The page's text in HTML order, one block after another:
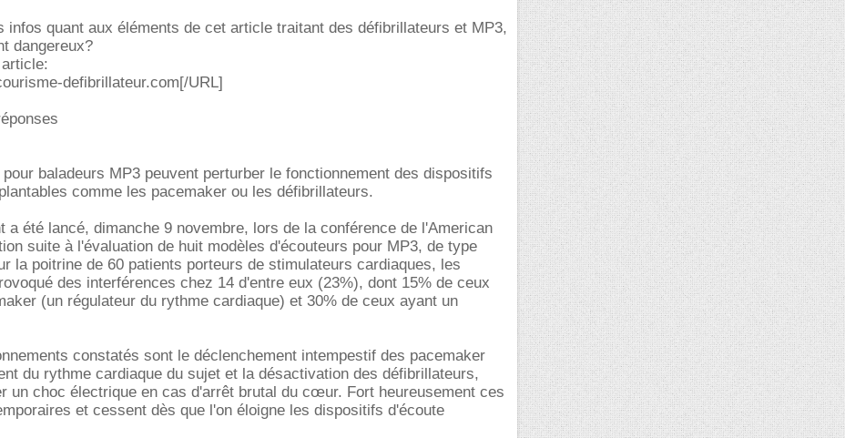
infos quant aux éléments de cet article traitant des défibrillateurs et MP3,
dangereux?
defibrillateur.com[/URL]
baladeurs MP3 peuvent perturber le fonctionnement des dispositifs
comme les pacemaker ou les défibrillateurs.
a été lancé, dimanche 9 novembre, lors de la conférence de l'American
suite à l'évaluation de huit modèles d'écouteurs pour MP3, de type
la poitrine de 60 patients porteurs de stimulateurs cardiaques, les
des interférences chez 14 d'entre eux (23%), dont 15% de ceux
(un régulateur du rythme cardiaque) et 30% de ceux ayant un
constatés sont le déclenchement intempestif des pacemaker
du rythme cardiaque du sujet et la désactivation des défibrillateurs,
un choc électrique en cas d'arrêt brutal du cœur. Fort heureusement ces
et cessent dès que l'on éloigne les dispositifs d'écoute